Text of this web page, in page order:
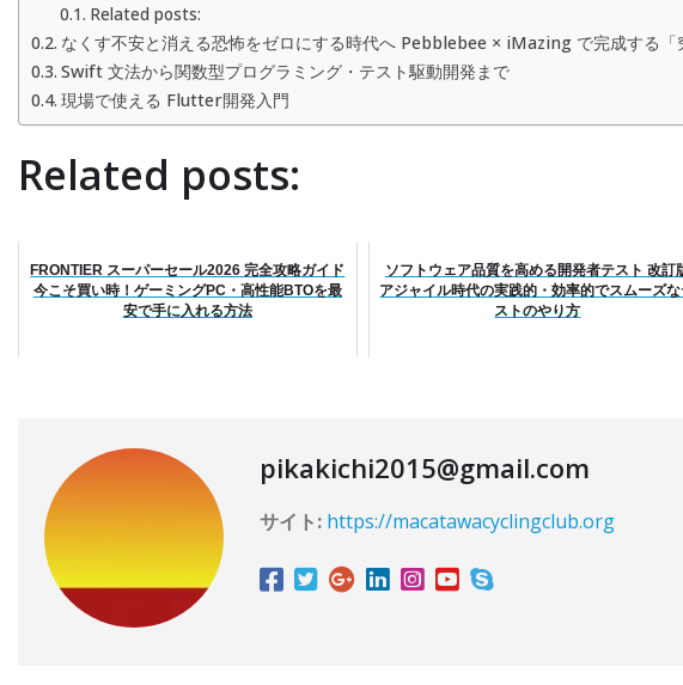
Related posts:
なくす不安と消える恐怖をゼロにする時代へ Pebblebee × iMazing で完成する「
Swift 文法から関数型プログラミング・テスト駆動開発まで
現場で使える Flutter開発入門
Related posts:
FRONTIER スーパーセール2026 完全攻略ガイド
今こそ買い時！ゲーミングPC・高性能BTOを最
安で手に入れる方法
ソフトウェア品質を高める開発者テスト 改訂
アジャイル時代の実践的・効率的でスムーズ
ストのやり方
pikakichi2015@gmail.com
サイト: https://macatawacyclingclub.org